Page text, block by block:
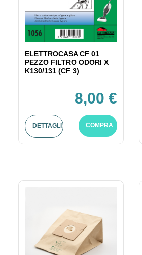
ELETTROCASA CF 01
PEZZO FILTRO ODORI X
K130/131 (CF 3)
8,00 €
DETTAGLI COMPRA